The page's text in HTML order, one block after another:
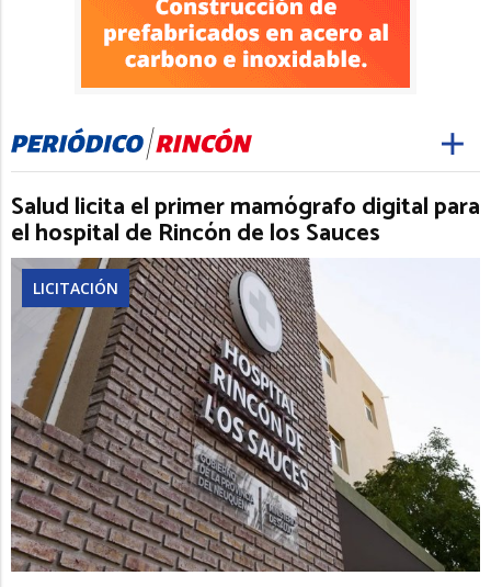
Salud licita el primer mamógrafo digital para
el hospital de Rincón de los Sauces
LICITACIÓN